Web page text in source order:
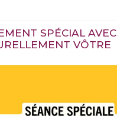
SPÉCIAL AVEC
VÔTRE